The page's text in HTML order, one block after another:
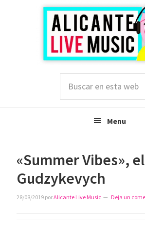
esta
Menu
«Summer Vibes»,
Gudzykevych
28/08/2019 porAlicante Live Music Deja un